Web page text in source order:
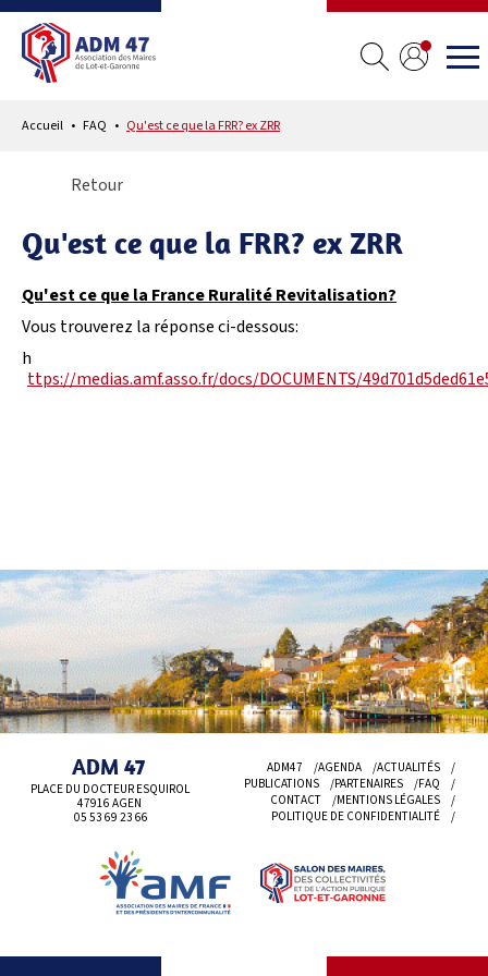
Accueil FAQ Qu'est ce que la FRR? ex ZRR
Retour
Qu'est ce que la FRR? ex ZRR
Qu'est ce que la France Ruralité Revitalisation?
Vous trouverez la réponse ci-dessous:
h
ttps://medias.amf.asso.fr/docs/DOCUMENTS/
ADM 47
PLACE DU DOCTEUR ESQUIROL
47916 AGEN
05 53 69 23 66
ADM47 AGENDA
ACTUALITÉS
PUBLICATIONS
PARTENAIRES
FAQ
CONTACT
MENTIONS LÉGALES
POLITIQUE DE CONFIDENTIALITÉ